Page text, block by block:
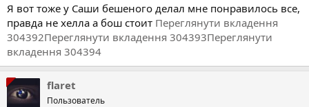
Я вот тоже у Саши бешеного делал мне понравилось все,
правда не хелла а бош стоит Переглянути вкладення
304392Переглянути вкладення 304393Переглянути
вкладення 304394
flaret
Пользователь